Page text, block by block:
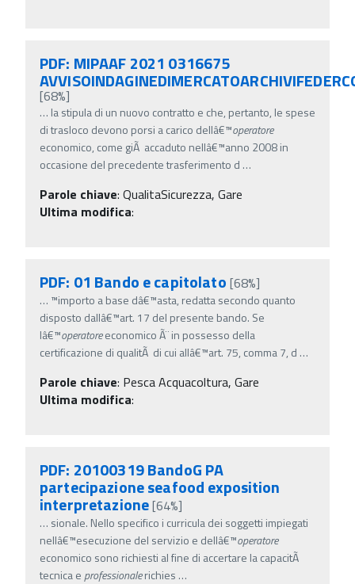
PDF: MIPAAF 2021 0316675
[68%]
… la stipula di un nuovo contratto e che, pertanto, le spese
di trasloco devono porsi a carico dellâ€™operatore
economico, come giÃ accaduto nellâ€™anno 2008 in
occasione del precedente trasferimento d …
Parole chiave: QualitaSicurezza, Gare
Ultima modifica:
PDF: 01 Bando e capitolato [68%]
… ™importo a base dâ€™asta, redatta secondo quanto
disposto dallâ€™art. 17 del presente bando. Se
lâ€™operatoreeconomico Ã¨ in possesso della
certificazione di qualitÃ di cui allâ€™art. 75, comma 7, d …
Parole chiave: Pesca Acquacoltura, Gare
Ultima modifica:
PDF: 20100319 BandoG PA
partecipazione seafood exposition
interpretazione[64%]
… sionale. Nello specifico i curricula dei soggetti impiegati
nellâ€™esecuzione del servizio e dellâ€™operatore
economico sono richiesti al fine di accertare la capacitÃ
tecnica e professionalerichies …